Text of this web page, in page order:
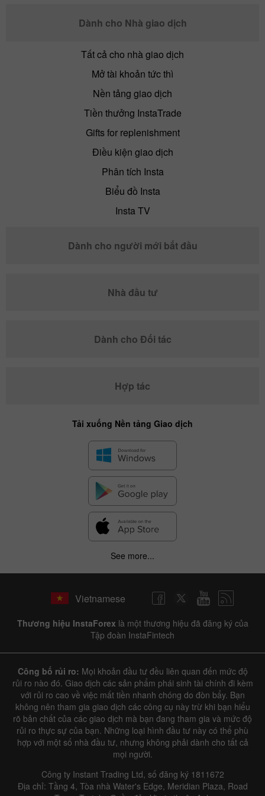
Hide chart
1 year / 2 years / 3 years / 4 years| Actual Forecast Previous|
Data not found
Details about the event
Dành cho Nhà giao dịch
Tất cả cho nhà giao dịch
Mở tài khoản tức thì
Nền tảng giao dịch
Tiền thưởng InstaTrade
Gifts for replenishment
Điều kiện giao dịch
Phân tích Insta
Biểu đồ Insta
Insta TV
Dành cho người mới bắt đầu
Nhà đầu tư
Dành cho Đối tác
Hợp tác
Tải xuống Nền tảng Giao dịch
See more...
Vietnamese
Thương hiệu InstaForex là một thương hiệu đã đăng ký của
Tập đoàn InstaFintech
Công bố rủi ro: Mọi khoản đầu tư đều liên quan đến mức độ
rủi ro nào đó. Giao dịch các sản phẩm phái sinh tài chính đi kèm
với rủi ro cao về việc mất tiền nhanh chóng do đòn bẩy. Bạn
không nên tham gia giao dịch các công cụ này trừ khi bạn hiểu
rõ bản chất của các giao dịch mà bạn đang tham gia và mức độ
rủi ro thực sự của bạn. Những loại hình đầu tư này có thể phù
hợp với một số nhà đầu tư, nhưng không phải dành cho tất cả
mọi người.
Công ty Instant Trading Ltd, số đăng ký 1811672
Địa chỉ: Tầng 4, Tòa nhà Water's Edge, Meridian Plaza, Road